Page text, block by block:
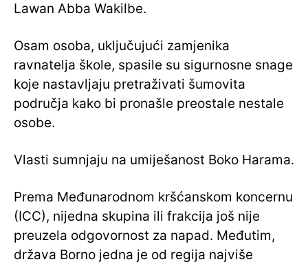
Lawan Abba Wakilbe.
Osam osoba, uključujući zamjenika
ravnatelja škole, spasile su sigurnosne snage
koje nastavljaju pretraživati ​​šumovita
područja kako bi pronašle preostale nestale
osobe.
Vlasti sumnjaju na umiješanost Boko Harama.
Prema Međunarodnom kršćanskom koncernu
(ICC), nijedna skupina ili frakcija još nije
preuzela odgovornost za napad. Međutim,
država Borno jedna je od regija najviše